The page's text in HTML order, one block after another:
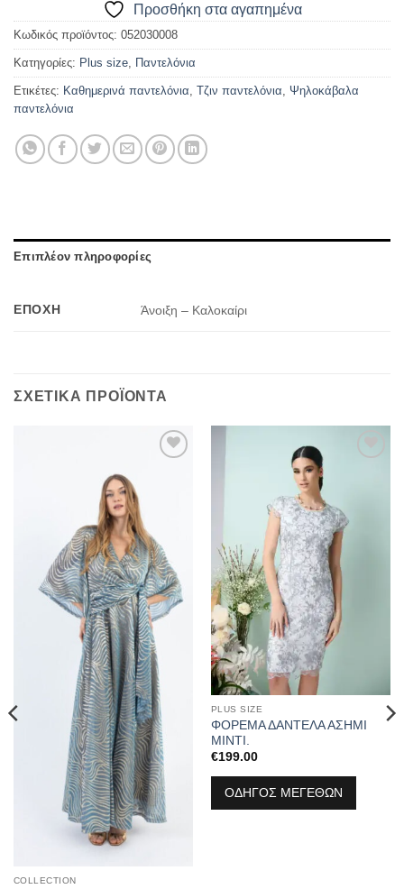
Προσθήκη στα αγαπημένα
Κωδικός προϊόντος: 052030008
Κατηγορίες: Plus size Παντελόνια
Ετικέτες: Καθημερινά παντελόνια Τζιν παντελόνια
Ψηλοκάβαλα
παντελόνια
Επιπλέον πληροφορίες
ΕΠΟΧΉ Άνοιξη – Καλοκαίρι
ΣΧΕΤΙΚΆ ΠΡΟΪΌΝΤΑ
αγαπημένα
COLLECTION
PLUS SIZE
ΦΟΡΕΜΑ ΔΑΝΤΕΛΑ ΑΣΗΜΙ
ΜΙΝΤΙ.
€199.00
ΟΔΗΓΟΣ ΜΕΓΕΘΩΝ